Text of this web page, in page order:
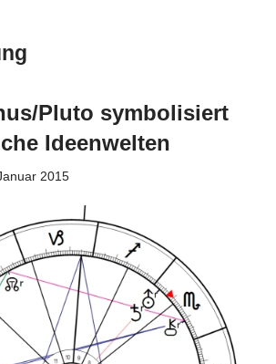
Pluto symbolisiert
Ideenwelten
2015